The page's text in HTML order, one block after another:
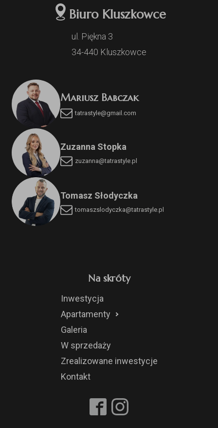
Biuro Kluszkowce
ul. Piękna 3
34-440 Kluszkowce
Mariusz Babczak
tatrastyle@gmail.com
Zuzanna Stopka
zuzanna@tatrastyle.pl
Tomasz Słodyczka
tomaszslodyczka@tatrastyle.pl
Na skróty
Inwestycja
Apartamenty
Galeria
W sprzedaży
Zrealizowane inwestycje
Kontakt